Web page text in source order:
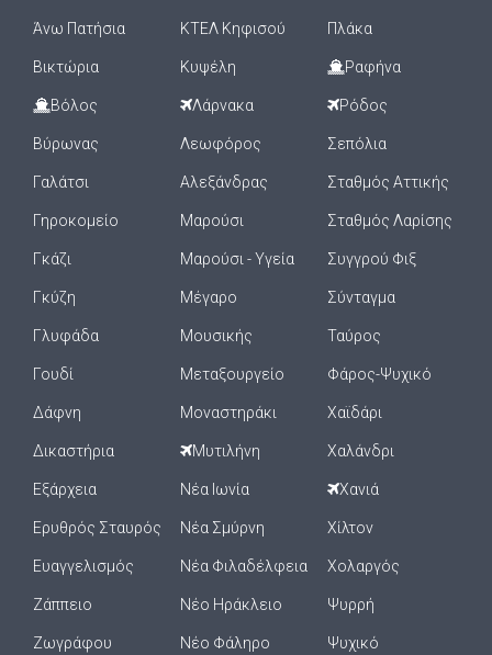
Άνω Πατήσια
Βικτώρια
Βόλος
Βύρωνας
Γαλάτσι
Γηροκομείο
Γκάζι
Γκύζη
Γλυφάδα
Γουδί
Δάφνη
Δικαστήρια
Εξάρχεια
Ερυθρός Σταυρός
Ευαγγελισμός
Ζάππειο
Ζωγράφου
ΚΤΕΛ Κηφισού
Κυψέλη
Λάρνακα
Λεωφόρος
Αλεξάνδρας
Μαρούσι
Μαρούσι - Υγεία
Μέγαρο
Μουσικής
Μεταξουργείο
Μοναστηράκι
Μυτιλήνη
Νέα Ιωνία
Νέα Σμύρνη
Νέα Φιλαδέλφεια
Νέο Ηράκλειο
Νέο Φάληρο
Πλάκα
Ραφήνα
Ρόδος
Σεπόλια
Σταθμός Αττικής
Σταθμός Λαρίσης
Συγγρού Φιξ
Σύνταγμα
Ταύρος
Φάρος-Ψυχικό
Χαϊδάρι
Χαλάνδρι
Χανιά
Χίλτον
Χολαργός
Ψυρρή
Ψυχικό